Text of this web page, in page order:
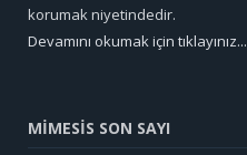
korumak niyetindedir.
Devamını okumak için tıklayınız...
MİMESİS SON SAYI